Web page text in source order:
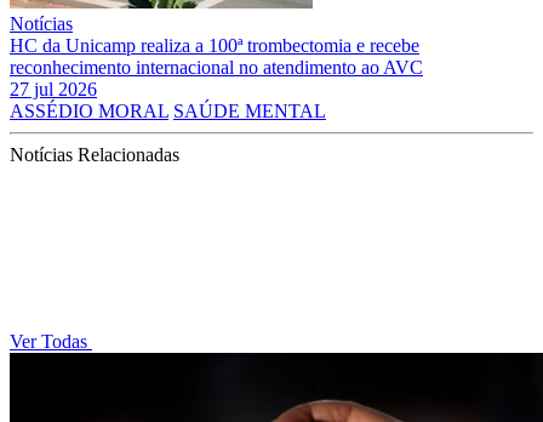
Notícias
HC da Unicamp realiza a 100ª trombectomia e recebe
reconhecimento internacional no atendimento ao AVC
27 jul 2026
ASSÉDIO MORAL SAÚDE MENTAL
Notícias Relacionadas
Ver Todas